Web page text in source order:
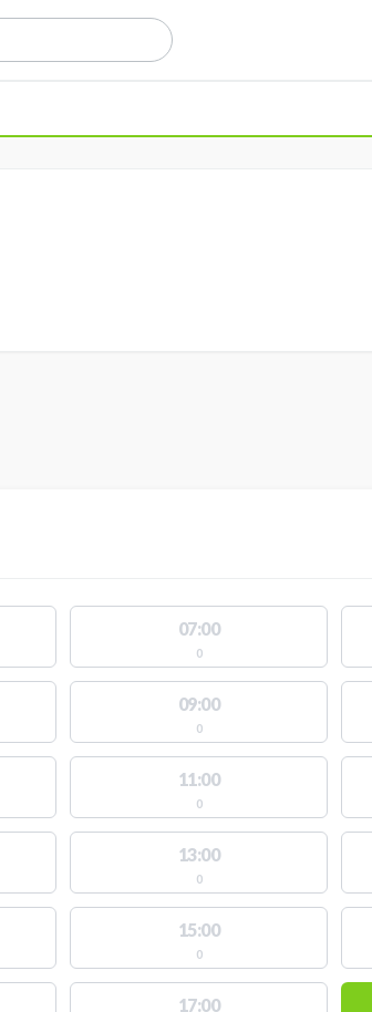
07:00
0
09:00
0
11:00
0
13:00
0
15:00
0
17:00